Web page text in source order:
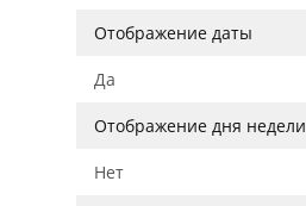
Отображение даты
Да
Отображение дня недели
Нет